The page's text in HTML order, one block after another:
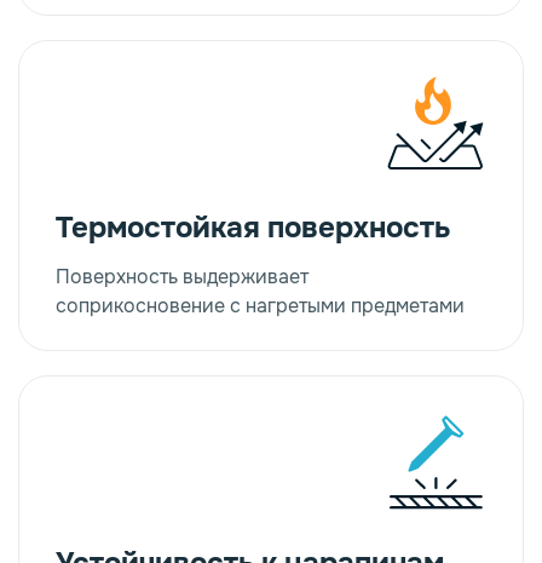
Термостойкая поверхность
Поверхность выдерживает
соприкосновение с нагретыми предметами